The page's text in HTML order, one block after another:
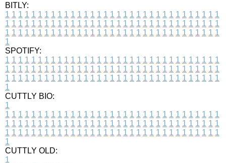
BITLY:
1 1 1 1 1 1 1 1 1 1 1 1 1 1 1 1 1 1 1 1 1 1 1 1 1 1 1 1 1 1 1 1 1
1 1 1 1 1 1 1 1 1 1 1 1 1 1 1 1 1 1 1 1 1 1 1 1 1 1 1 1 1 1 1 1 1
1 1 1 1 1 1 1 1 1 1 1 1 1 1 1 1 1 1 1 1 1 1 1 1 1 1 1 1 1 1 1 1 1
1
SPOTIFY:
1 1 1 1 1 1 1 1 1 1 1 1 1 1 1 1 1 1 1 1 1 1 1 1 1 1 1 1 1 1 1 1 1
1 1 1 1 1 1 1 1 1 1 1 1 1 1 1 1 1 1 1 1 1 1 1 1 1 1 1 1 1 1 1 1 1
1 1 1 1 1 1 1 1 1 1 1 1 1 1 1 1 1 1 1 1 1 1 1 1 1 1 1 1 1 1 1 1 1
1
CUTTLY BIO:
1
1 1 1 1 1 1 1 1 1 1 1 1 1 1 1 1 1 1 1 1 1 1 1 1 1 1 1 1 1 1 1 1 1
1 1 1 1 1 1 1 1 1 1 1 1 1 1 1 1 1 1 1 1 1 1 1 1 1 1 1 1 1 1 1 1 1
1 1 1 1 1 1 1 1 1 1 1 1 1 1 1 1 1 1 1 1 1 1 1 1 1 1 1 1 1 1 1 1 1
1
CUTTLY OLD:
1